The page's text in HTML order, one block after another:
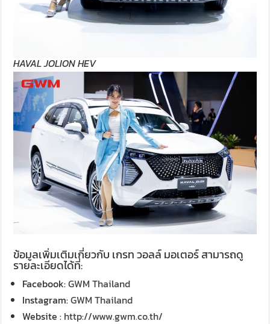
HAVAL JOLION HEV
ข้อมูลเพิ่มเติมเกี่ยวกับ เกรท วอลล์ มอเตอร์ สามารถดู
รายละเอียดได้ที่:
Facebook:GWM Thailand
Instagram:GWM Thailand
Website : http://www.gwm.co.th/